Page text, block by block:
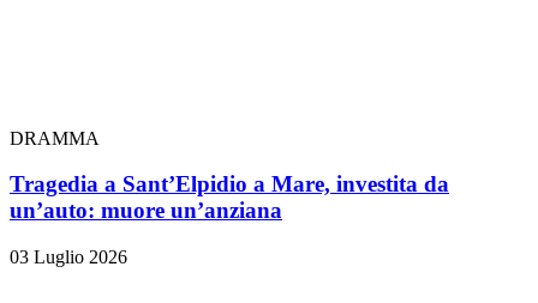
DRAMMA
Tragedia a Sant’Elpidio a Mare, investita da
un’auto: muore un’anziana
03 Luglio 2026